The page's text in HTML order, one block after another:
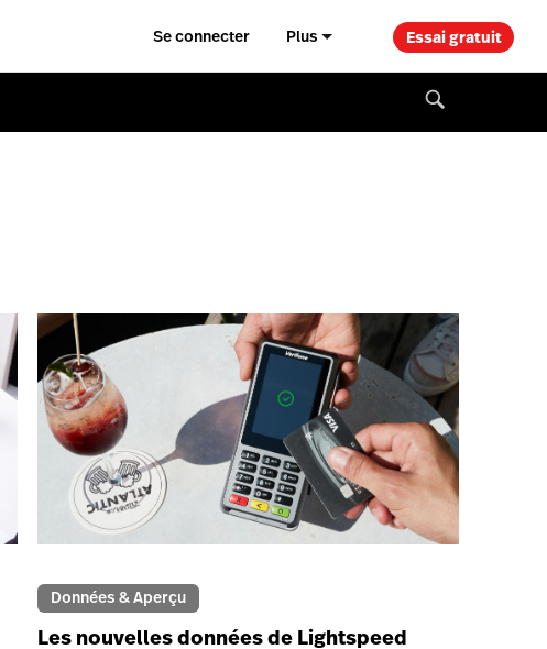
Se connecter Plus Essai gratuit
Données & Aperçu
Les nouvelles données de Lightspeed